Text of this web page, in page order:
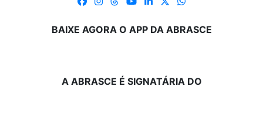
BAIXE AGORA O APP DA ABRASCE
A ABRASCE É SIGNATÁRIA DO